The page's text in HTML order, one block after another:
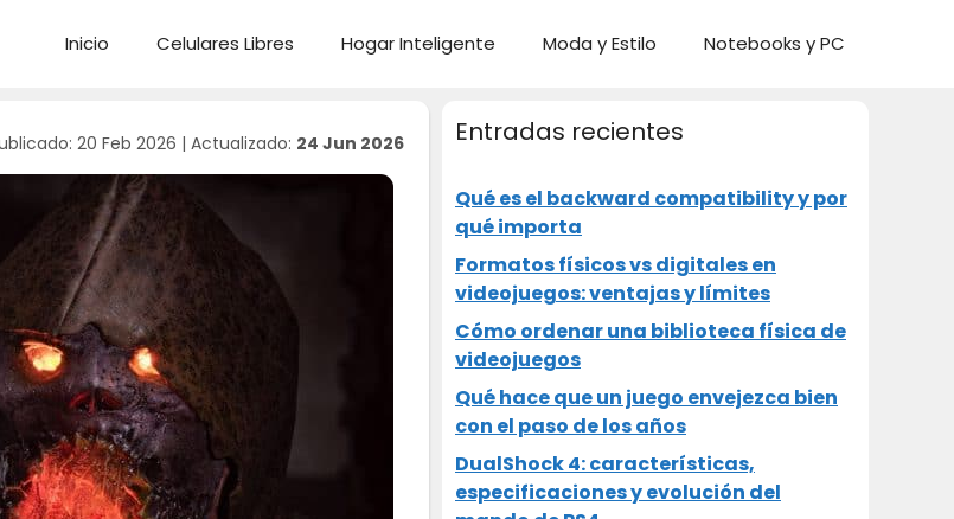
Inicio Celulares Libres Hogar Inteligente Moda y Estilo Notebooks y PC
20 Feb 2026 | Actualizado: 24 Jun 2026 Entradas recientes
Qué es el backward compatibility y por
qué importa
Formatos físicos vs digitales en
videojuegos: ventajas y límites
Cómo ordenar una biblioteca física de
videojuegos
Qué hace que un juego envejezca bien
con el paso de los años
DualShock 4: características,
especificaciones y evolución del